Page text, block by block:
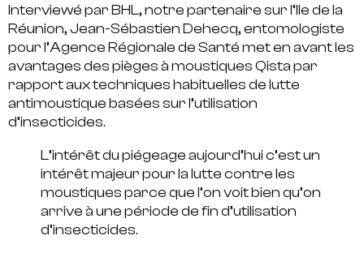
Interviewé par BHL, notre partenaire sur l’Ile de la
Réunion,Jean-Sébastien Dehecq, entomologiste
pour l’Agence Régionale de Santémet en avant les
avantages des pièges à moustiques Qista par
rapport aux techniques habituelles de lutte
antimoustique basées sur l’utilisation
d’insecticides.
L’intérêt du piégeage aujourd’hui c’est un
intérêt majeur pour la lutte contre les
moustiques parce que l’on voit bien qu’on
arrive à une période de fin d’utilisation
d’insecticides.